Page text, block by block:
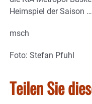
Heimspiel der Saison …
msch
Foto: Stefan Pfuhl
Teilen Sie